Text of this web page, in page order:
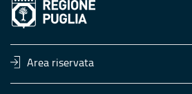
Area riservata